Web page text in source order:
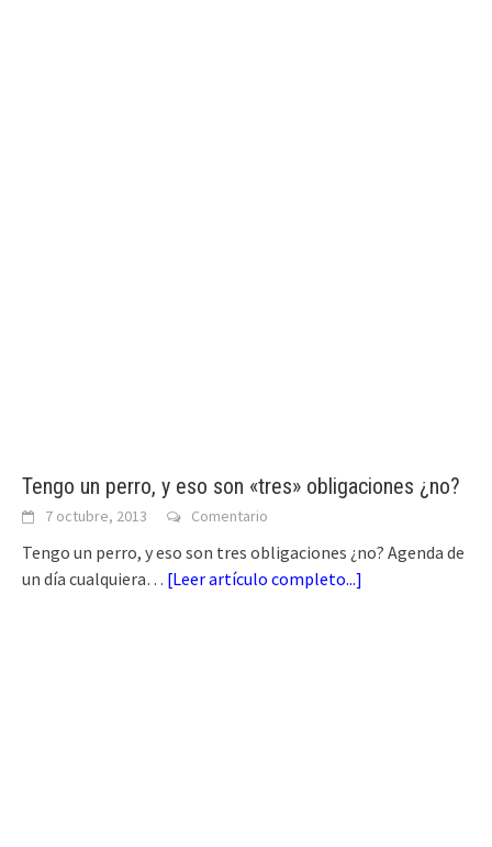
Tengo un perro, y eso son «tres» obligaciones ¿no?
7 octubre, 2013 Comentario
Tengo un perro, y eso son tres obligaciones ¿no? Agenda de
un día cualquiera… [Leer artículo completo...]